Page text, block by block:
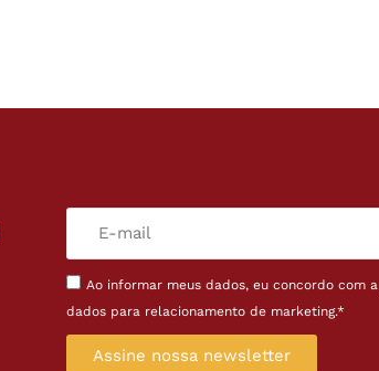
Ao informar meus dados, eu concordo com a
dados para relacionamento de marketing.*
Assine nossa newsletter